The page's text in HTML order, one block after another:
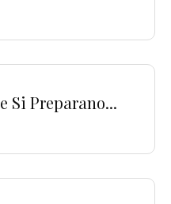
Si Preparano...